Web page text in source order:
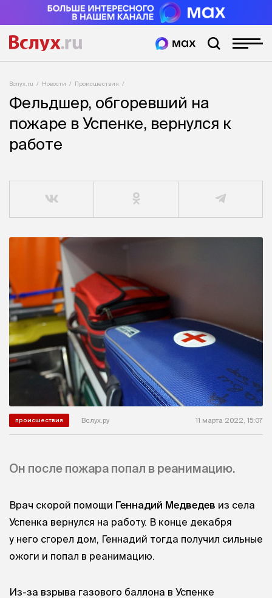
Вслух.ru Новости Происшествия
Фельдшер, обгоревший на
пожаре в Успенке, вернулся к
работе
происшествия Вслух.ру 11 марта 2022, 15:07
Он после пожара попал в реанимацию.
Врач скорой помощи Геннадий Медведев из села
Успенка вернулся на работу. В конце декабря
у него сгорел дом, Геннадий тогда получил сильные
ожоги и попал в реанимацию.
Из-за взрыва газового баллона в Успенке